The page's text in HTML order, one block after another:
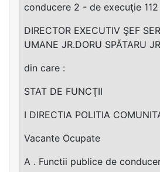
conducere 2 - de execuţie
DIRECTOR EXECUTIV ŞEF
UMANE JR.DORU SPĂTARU
din care :
STAT DE FUNCŢII
I DIRECTIA POLITIA
Vacante Ocupate
A . Functii publice de